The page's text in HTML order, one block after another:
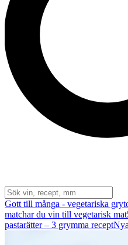
Gott till många - vegetariska
matchar du vin till vegetarisk mat
pastarätter – 3 grymma recept